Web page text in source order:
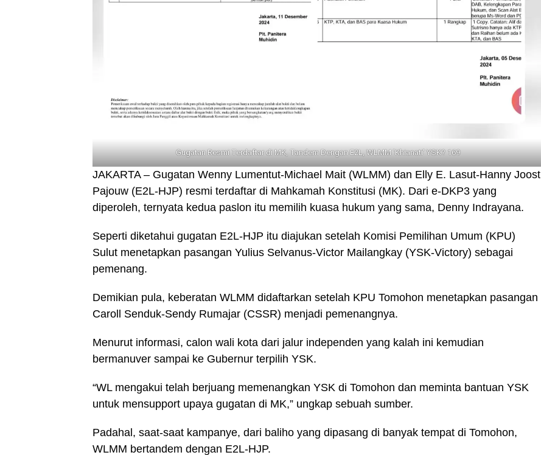
Gugatan Resmi Terdaftar di MK, Tandem Dengan E2L, WLMM 'Khianati' YSK? 169
JAKARTA – Gugatan Wenny Lumentut-Michael Mait (WLMM) dan Elly E. Lasut-Hanny Joost
Pajouw (E2L-HJP) resmi terdaftar di Mahkamah Konstitusi (MK). Dari e-DKP3 yang
diperoleh, ternyata kedua paslon itu memilih kuasa hukum yang sama, Denny Indrayana.
Seperti diketahui gugatan E2L-HJP itu diajukan setelah Komisi Pemilihan Umum (KPU)
Sulut menetapkan pasangan Yulius Selvanus-Victor Mailangkay (YSK-Victory) sebagai
pemenang.
Demikian pula, keberatan WLMM didaftarkan setelah KPU Tomohon menetapkan pasangan
Caroll Senduk-Sendy Rumajar (CSSR) menjadi pemenangnya.
Menurut informasi, calon wali kota dari jalur independen yang kalah ini kemudian
bermanuver sampai ke Gubernur terpilih YSK.
“WL mengakui telah berjuang memenangkan YSK di Tomohon dan meminta bantuan YSK
untuk mensupport upaya gugatan di MK,” ungkap sebuah sumber.
Padahal, saat-saat kampanye, dari baliho yang dipasang di banyak tempat di Tomohon,
WLMM bertandem dengan E2L-HJP.